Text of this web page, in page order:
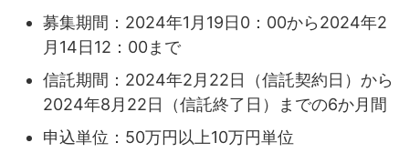
募集期間：2024年1月19日0：00から2024年2
月14日12：00まで
信託期間：2024年2月22日（信託契約日）から
2024年8月22日（信託終了日）までの6か月間
申込単位：50万円以上10万円単位